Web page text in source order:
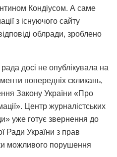
Кондіусом. А саме
з існуючого сайту
облради, зроблено
досі не опублікувала на
попередніх скликань,
Закону України «Про
Центр журналістських
уже готує звернення до
Ради України з прав
можливого порушення